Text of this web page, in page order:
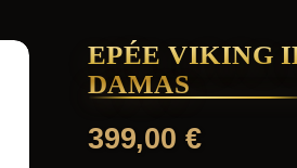
EPÉE VIKING
DAMAS
399,00€